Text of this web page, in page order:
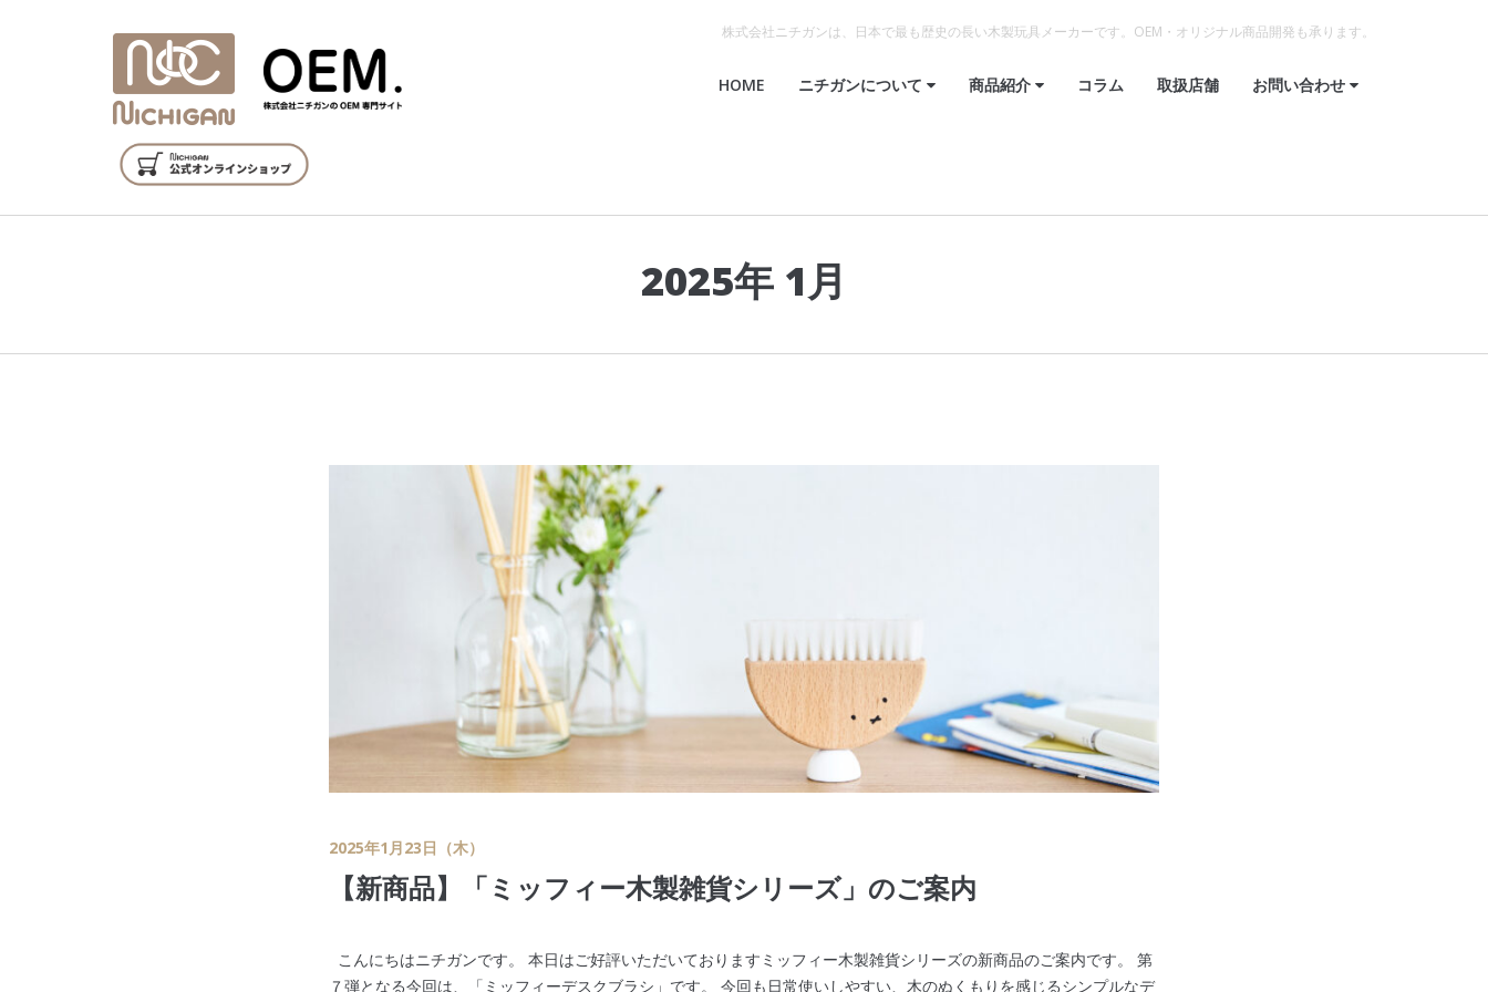
株式会社ニチガンは、日本で最も歴史の長い木製玩具メーカーです。OEM・オリジナル商品開発も承ります。
HOME ニチガンについて 商品紹介 コラム 取扱店舗 お問い合わせ
2025年 1月
2025年1月23日（木）
【新商品】「ミッフィー木製雑貨シリーズ」のご案内
こんにちはニチガンです。 本日はご好評いただいておりますミッフィー木製雑貨シリーズの新商品のご案内です。 第
７弾となる今回は、「ミッフィーデスクブラシ」です。 今回も日常使いしやすい、木のぬくもりを感じるシンプルなデ